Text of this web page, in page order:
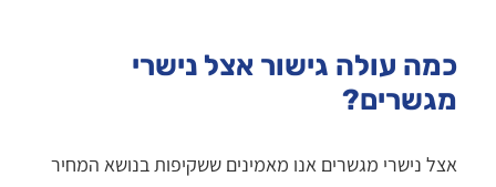
כמה עולה גישור אצל נישרי
מגשרים?
אצל נישרי מגשרים אנו מאמינים ששקיפות בנושא המחיר